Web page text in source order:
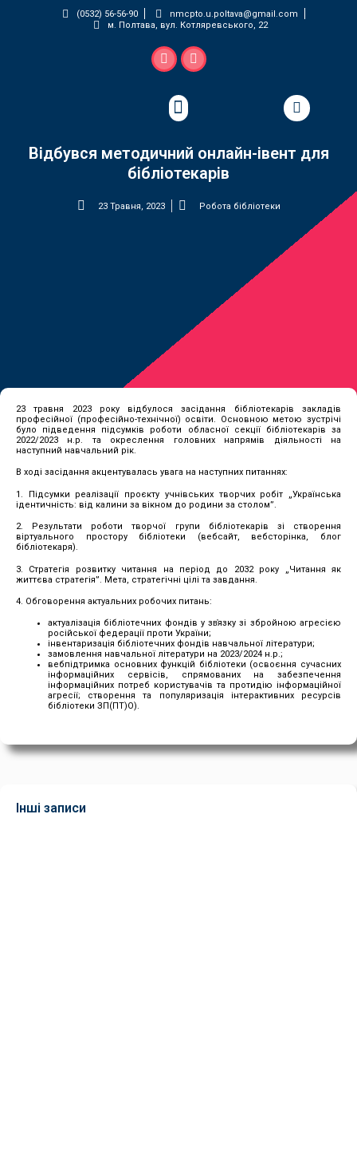
(0532) 56-56-90
nmcpto.u.poltava@gmail.com
м. Полтава, вул. Котляревського, 22
Відбувся методичний онлайн-івент для
бібліотекарів
23 Травня, 2023 Робота бібліотеки
23 травня 2023 року відбулося засідання бібліотекарів закладів
професійної (професійно-технічної) освіти. Основною метою зустрічі
було підведення підсумків роботи обласної секції бібліотекарів за
2022/2023 н.р. та окреслення головних напрямів діяльності на
наступний навчальний рік.
В ході засідання акцентувалась увага на наступних питаннях:
1. Підсумки реалізації проєкту учнівських творчих робіт „Українська
ідентичність: від калини за вікном до родини за столом”.
2. Результати роботи творчої групи бібліотекарів зі створення
віртуального простору бібліотеки (вебсайт, вебсторінка, блог
бібліотекаря).
3. Стратегія розвитку читання на період до 2032 року „Читання як
життєва стратегія”. Мета, стратегічні цілі та завдання.
4. Обговорення актуальних робочих питань:
актуалізація бібліотечних фондів у зв҆язку зі збройною агресією
російської федерації проти України;
інвентаризація бібліотечних фондів навчальної літератури;
замовлення навчальної літератури на 2023/2024 н.р.;
вебпідтримка основних функцій бібліотеки (освоєння сучасних
інформаційних сервісів, спрямованих на забезпечення
інформаційних потреб користувачів та протидію інформаційної
агресії; створення та популяризація інтерактивних ресурсів
бібліотеки ЗП(ПТ)О).
Інші записи